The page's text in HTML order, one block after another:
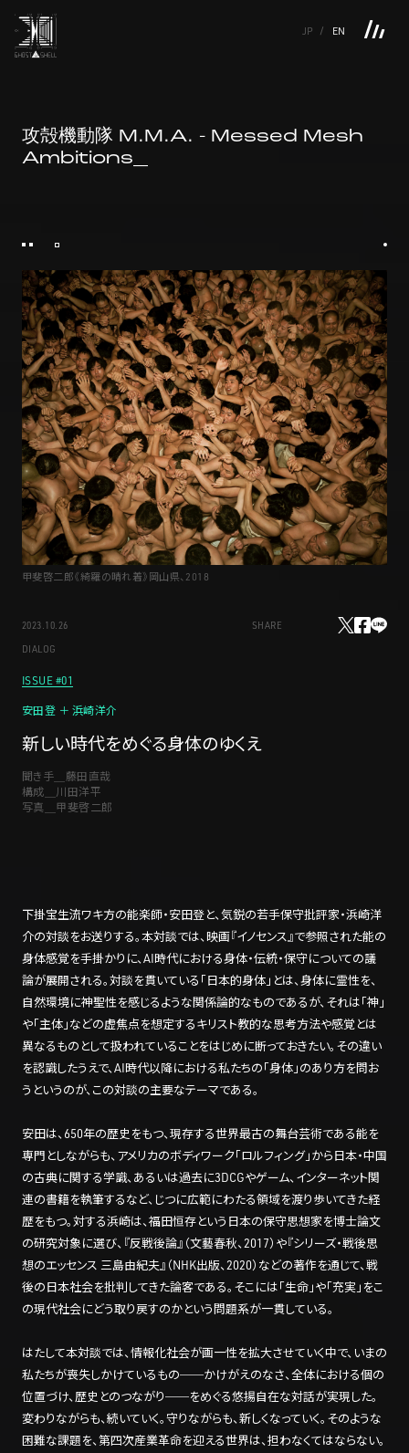
JP EN
FEATURE
M.M.A. SERIES MOVIE GALLERY
BOOKS
TOP
PRODUCTS
LINKS
FEATURE
MOVIE GALLERY
BOOKS
VIDEOGRAM
STREAMING
CONTACT PRIVACY POLICY
攻殻機動隊 M.M.A. - Messed Mesh
Ambitions_
甲斐啓二郎《綺羅の晴れ着》岡山県、2018
2023.10.26
DIALOG
SHARE
ISSUE #01
安田登 ＋ 浜崎洋介
新しい時代をめぐる身体のゆくえ
聞き手＿藤田直哉
構成＿川田洋平
写真＿甲斐啓二郎
下掛宝生流ワキ方の能楽師・安田登と、気鋭の若手保守批評家・浜崎洋
介の対談をお送りする。本対談では、映画『イノセンス』で参照された能の
身体感覚を手掛かりに、AI時代における身体・伝統・保守についての議
論が展開される。対談を貫いている「日本的身体」とは、身体に霊性を、
自然環境に神聖性を感じるような関係論的なものであるが、それは「神」
や「主体」などの虚焦点を想定するキリスト教的な思考方法や感覚とは
異なるものとして扱われていることをはじめに断っておきたい。その違い
を認識したうえで、AI時代以降における私たちの「身体」のあり方を問お
うというのが、この対談の主要なテーマである。
安田は、650年の歴史をもつ、現存する世界最古の舞台芸術である能を
専門としながらも、アメリカのボディワーク「ロルフィング」から日本・中国
の古典に関する学識、あるいは過去に3DCGやゲーム、インターネット関
連の書籍を執筆するなど、じつに広範にわたる領域を渡り歩いてきた経
歴をもつ。対する浜崎は、福田恒存という日本の保守思想家を博士論文
の研究対象に選び、『反戦後論』（文藝春秋、2017）や『シリーズ・戦後思
想のエッセンス 三島由紀夫』（NHK出版、2020）などの著作を通じて、戦
後の日本社会を批判してきた論客である。そこには「生命」や「充実」をこ
の現代社会にどう取り戻すのかという問題系が一貫している。
はたして本対談では、情報化社会が画一性を拡大させていく中で、いまの
私たちが喪失しかけているもの──かけがえのなさ、全体における個の
位置づけ、歴史とのつながり──をめぐる悠揚自在な対話が実現した。
変わりながらも、続いていく。守りながらも、新しくなっていく。そのような
困難な課題を、第四次産業革命を迎える世界は、担わなくてはならない。